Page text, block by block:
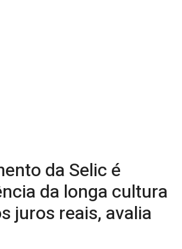
da Selic é
da longa cultura
juros reais, avalia